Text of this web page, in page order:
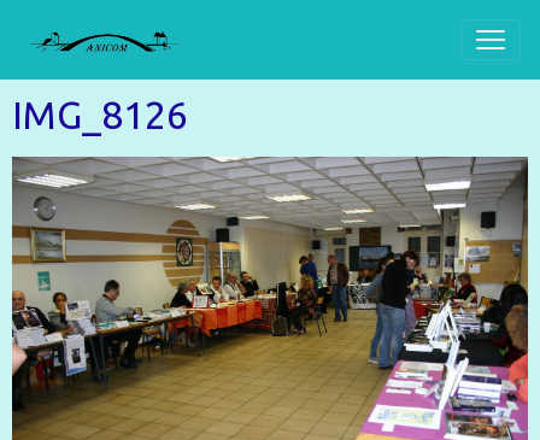
IMG_8126